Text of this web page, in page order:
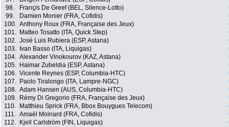
98.
Françis De Greef (BEL, Silence-Lotto)
99.
Damien Monier (FRA, Cofidis)
100. Anthony Roux (FRA, Française des Jeux)
101.
Matteo Tosatto (ITA, Quick Step)
102. José Luis Rubiera (ESP, Astana)
103.
Ivan Basso (ITA, Liquigas)
104. Alexander Vinokourov (KAZ, Astana)
105.
Haimar Zubeldia (ESP, Astana)
106. Vicente Reynes (ESP, Columbia-HTC)
107.
Paolo Tiralongo (ITA, Lampre-NGC)
108. Adam Hansen (AUS, Columbia-HTC)
109.
Rémy Di Gregorio (FRA, Française des Jeux)
110.
Matthieu Sprick (FRA, Bbox Bouygues Telecom)
111. Amaël Moinard (FRA, Cofidis)
112.
Kjell Carlström (FIN, Liquigas)